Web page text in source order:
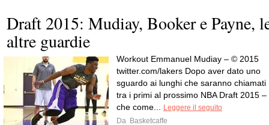
Draft 2015: Mudiay, Booker e Payne,
altre guardie
Workout Emmanuel Mudiay – © 2015
twitter.com/lakers Dopo aver dato uno
sguardo ai lunghi che saranno chiamati
tra i primi al prossimo NBA Draft 2015 –
che come...
Leggere il seguito
Da Basketcaffe